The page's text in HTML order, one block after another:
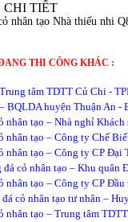
CHI TIẾT
nhân tạo Nhà thiếu nhi
THI CÔNG KHÁC :
tâm TDTT Củ Chi -
BQLDA huyện Thuận An -
nhân tạo – Nhà nghỉ
nhân tạo – Công ty Chế
nhân tạo – Công ty CP Đại
đá cỏ nhân tạo – Khu quân
nhân tạo – Công ty CP
cỏ nhân tạo tư nhân –
nhân tạo – Trung tâm